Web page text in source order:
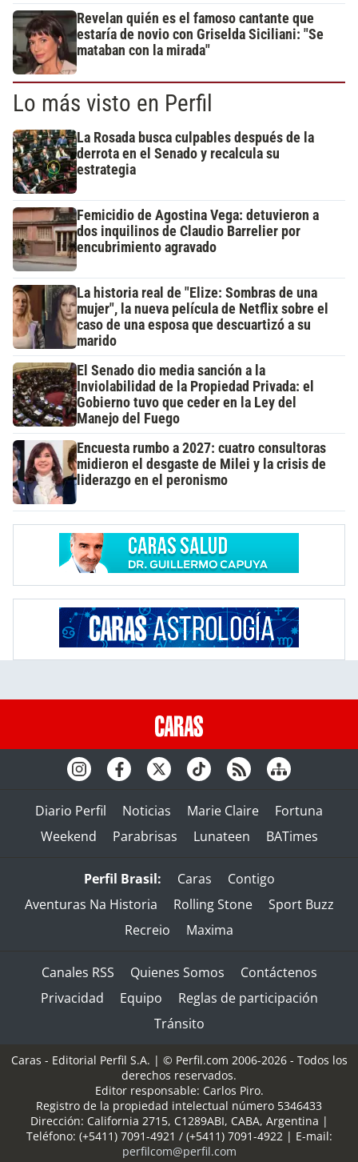
Revelan quién es el famoso cantante que
estaría de novio con Griselda Siciliani: "Se
mataban con la mirada"
Lo más visto en Perfil
La Rosada busca culpables después de la
derrota en el Senado y recalcula su
estrategia
Femicidio de Agostina Vega: detuvieron a
dos inquilinos de Claudio Barrelier por
encubrimiento agravado
La historia real de "Elize: Sombras de una
mujer", la nueva película de Netflix sobre el
caso de una esposa que descuartizó a su
marido
El Senado dio media sanción a la
Inviolabilidad de la Propiedad Privada: el
Gobierno tuvo que ceder en la Ley del
Manejo del Fuego
Encuesta rumbo a 2027: cuatro consultoras
midieron el desgaste de Milei y la crisis de
liderazgo en el peronismo
Diario Perfil Noticias Marie Claire
Fortuna
Weekend
Parabrisas Lunateen BATimes
Perfil Brasil: Caras
Contigo
Aventuras Na Historia
Rolling Stone
Sport Buzz
Recreio
Maxima
Canales RSS Quienes Somos
Contáctenos
Privacidad
Equipo
Reglas de participación
Tránsito
Caras - Editorial Perfil S.A. | © Perfil.com 2006-2026 - Todos los
derechos reservados.
Editor responsable: Carlos Piro.
Registro de la propiedad intelectual número 5346433
Dirección: California 2715, C1289ABI, CABA, Argentina |
Teléfono: (+5411) 7091-4921 / (+5411) 7091-4922| E-mail:
perfilcom@perfil.com